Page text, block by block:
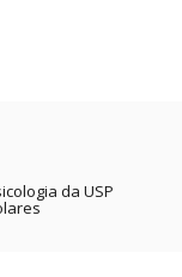
da USP